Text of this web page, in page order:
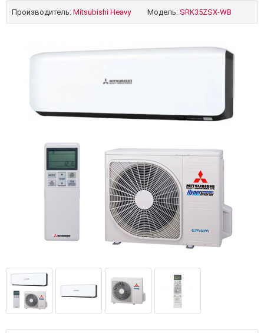
Производитель: Mitsubishi Heavy Модель: SRK35ZSX-WB